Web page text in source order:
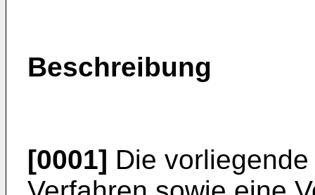
Beschreibung
[0001] Die